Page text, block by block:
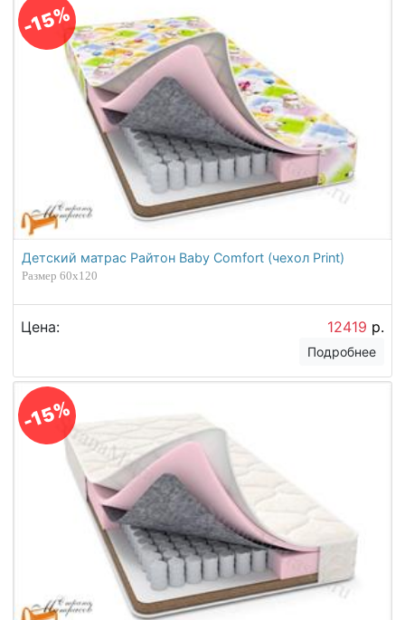
-15%
Детский матрас Райтон Baby Comfort (чехол Print)
Размер 60х120
Цена: 12419 р.
Подробнее
-15%